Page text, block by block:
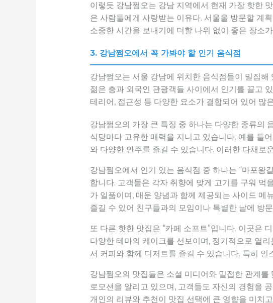
이렇듯 강남쩜오는 강남 지역에서 현재 가장 핫한
은 사람들에게 사랑받는 이유다. 서울을 방문할 계
소중한 시간을 보내기에 더할 나위 없이 좋은 장소
3. 강남쩜오에서 꼭 가봐야 할 인기 음식점
강남쩜오는 서울 강남에 위치한 음식점들이 밀집
젊은 층과 외국인 관광객들 사이에서 인기를 끌고
테리어, 접근성 등 다양한 요소가 결합되어 있어 많
강남쩜오의 가장 큰 특징 중 하나는 다양한 종류의
식당마다 고유한 매력을 지니고 있습니다. 예를 들
와 다양한 안주를 즐길 수 있습니다. 이러한 다채로
강남쩜오에서 인기 있는 음식점 중 하나는 “마포왕
합니다. 고객들은 각자 취향에 맞게 고기를 구워 먹
가 일품이며, 매운 양념과 함께 제공되는 사이드 메
즐길 수 있어 친구들과의 모임이나 특별한 날에 방
또 다른 핫한 맛집은 “카페 소프트”입니다. 이곳은
다양한 테마의 케이크를 선보이며, 정기적으로 열
서 커피와 함께 디저트를 즐길 수 있습니다. 특히
강남쩜오의 맛집들은 소셜 미디어와 밀접한 관계
로모션을 알리고 있으며, 고객들도 자신의 경험을
개인의 리뷰와 추천이 맛집 선택에 큰 영향을 미치